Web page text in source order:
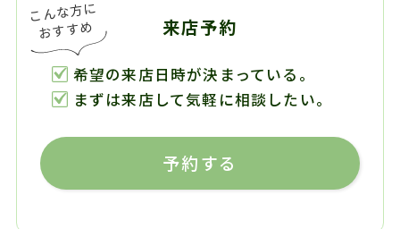
来店予約
希望の来店日時が決まっている。
まずは来店して気軽に相談したい。
予約する